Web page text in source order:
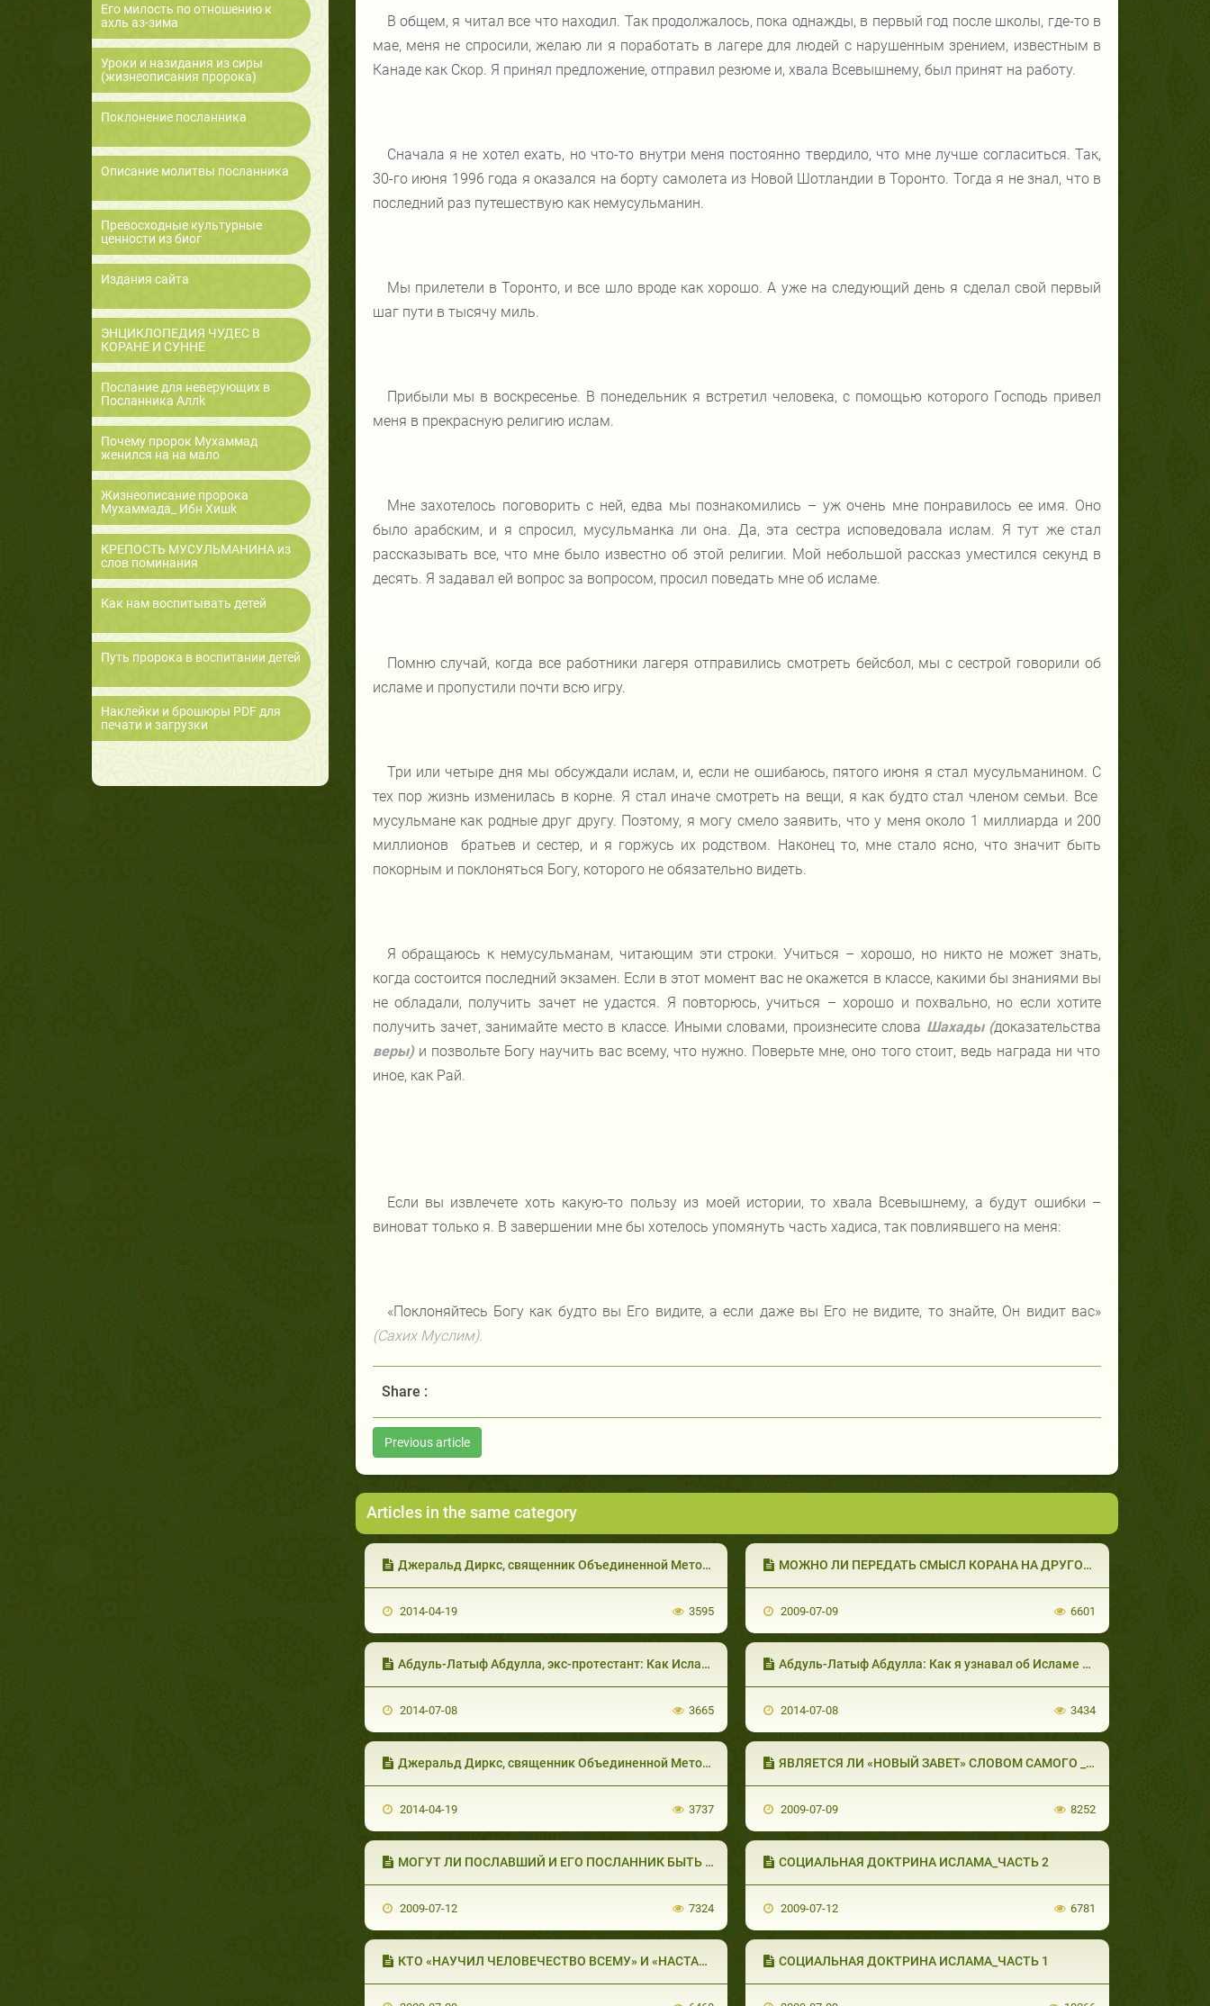
Его милость по отношению к
ахль аз-зима
Уроки и назидания из сиры
(жизнеописания пророка)
Поклонение посланника
Описание молитвы посланника
Превосходные культурные
ценности из биог
Издания сайта
ЭНЦИКЛОПЕДИЯ ЧУДЕС В
КОРАНЕ И СУННЕ
Послание для неверующих в
Посланника Аллk
Почему пророк Мухаммад
женился на на мало
Жизнеописание пророка
Мухаммада_ Ибн Хишk
КРЕПОСТЬ МУСУЛЬМАНИНА из
слов поминания
Как нам воспитывать детей
Путь пророка в воспитании детей
Наклейки и брошюры PDF для
печати и загрузки
В общем, я читал все что находил. Так продолжалось, пока однажды, в первый год после школы, где-то в
мае, меня не спросили, желаю ли я поработать в лагере для людей с нарушенным зрением, известным в
Канаде как Скор. Я принял предложение, отправил резюме и, хвала Всевышнему, был принят на работу.
Сначала я не хотел ехать, но что-то внутри меня постоянно твердило, что мне лучше согласиться. Так,
30-го июня 1996 года я оказался на борту самолета из Новой Шотландии в Торонто. Тогда я не знал, что в
последний раз путешествую как немусульманин.
Мы прилетели в Торонто, и все шло вроде как хорошо. А уже на следующий день я сделал свой первый
шаг пути в тысячу миль.
Прибыли мы в воскресенье. В понедельник я встретил человека, с помощью которого Господь привел
меня в прекрасную религию ислам.
Мне захотелось поговорить с ней, едва мы познакомились – уж очень мне понравилось ее имя. Оно
было арабским, и я спросил, мусульманка ли она. Да, эта сестра исповедовала ислам. Я тут же стал
рассказывать все, что мне было известно об этой религии. Мой небольшой рассказ уместился секунд в
десять. Я задавал ей вопрос за вопросом, просил поведать мне об исламе.
Помню случай, когда все работники лагеря отправились смотреть бейсбол, мы с сестрой говорили об
исламе и пропустили почти всю игру.
Три или четыре дня мы обсуждали ислам, и, если не ошибаюсь, пятого июня я стал мусульманином. С
тех пор жизнь изменилась в корне. Я стал иначе смотреть на вещи, я как будто стал членом семьи. Все
мусульмане как родные друг другу. Поэтому, я могу смело заявить, что у меня около 1 миллиарда и 200
миллионов братьев и сестер, и я горжусь их родством. Наконец то, мне стало ясно, что значит быть
покорным и поклоняться Богу, которого не обязательно видеть.
Я обращаюсь к немусульманам, читающим эти строки. Учиться – хорошо, но никто не может знать,
когда состоится последний экзамен. Если в этот момент вас не окажется в классе, какими бы знаниями вы
не обладали, получить зачет не удастся. Я повторюсь, учиться – хорошо и похвально, но если хотите
получить зачет, занимайте место в классе. Иными словами, произнесите слова Шахады (доказательства
веры) и позвольте Богу научить вас всему, что нужно. Поверьте мне, оно того стоит, ведь награда ни что
иное, как Рай.
Если вы извлечете хоть какую-то пользу из моей истории, то хвала Всевышнему, а будут ошибки –
виноват только я. В завершении мне бы хотелось упомянуть часть хадиса, так повлиявшего на меня:
«Поклоняйтесь Богу как будто вы Его видите, а если даже вы Его не видите, то знайте, Он видит вас»
(Сахих Муслим).
Share :
Previous article
Articles in the same category
Джеральд Диркс, священник Объединенной Методистской Церкви, США (часть 1 из 4)
2014-04-19 3595
МОЖНО ЛИ ПЕРЕДАТЬ СМЫСЛ КОРАНА НА ДРУГОМ Я
2009-07-09 6601
Абдуль-Латыф Абдулла, экс-протестант: Как Ислам изменил мою жизнь
2014-07-08 3665
Абдуль-Латыф Абдулла: Как я узнавал об Исламе (часть 1 из 2)
2014-07-08 3434
Джеральд Диркс, священник Объединенной Методической Церкви, США (часть 2 из 4)
2014-04-19 3737
ЯВЛЯЕТСЯ ЛИ «НОВЫЙ ЗАВЕТ» СЛОВОМ САМОГО _ ЧАС
2009-07-09 8252
МОГУТ ЛИ ПОСЛАВШИЙ И ЕГО ПОСЛАННИК БЫТЬ ОД
2009-07-12 7324
СОЦИАЛЬНАЯ ДОКТРИНА ИСЛАМА_ЧАСТЬ 2
2009-07-12 6781
КТО «НАУЧИЛ ЧЕЛОВЕЧЕСТВО ВСЕМУ» И «НАСТАВИЛ & СОЦИАЛЬНАЯ ДОКТРИНА ИСЛАМА_ЧАСТЬ 1